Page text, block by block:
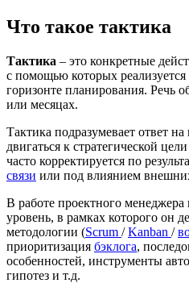
Что такое тактика
Тактика – это конкретные
с помощью которых
горизонте планирования. Речь
или месяцах.
Тактика подразумевает ответ
двигаться к стратегической
часто корректируется по
связи или под влиянием
В работе проектного
уровень, в рамках которого он
методологии (Scrum /Kanban /
приоритизация бэклога,
особенностей, инструменты
гипотез и т.д.